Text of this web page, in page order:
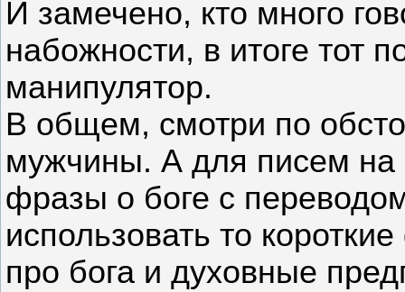
И замечено, кто много
набожности, в итоге тот
манипулятор.
В общем, смотри по
мужчины. А для писем на
фразы о боге с
использовать то
про бога и духовные